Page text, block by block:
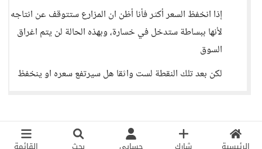
إذا انخفظ السعر أكثر فأنا أظن ان المزارع ستتوقف عن انتاجه
لأنها ببساطة ستدخل في خسارة، وبهذه الحالة لن يتم اغراق
السوق
لكن بعد تلك النقطة لست واثقا هل سيرتفع سعره او ينخفظ